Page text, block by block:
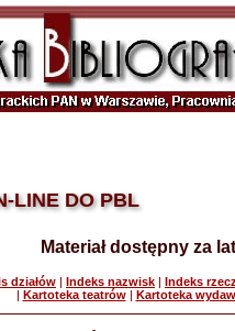
LINE DO PBL
Materiał dostępny za
działów | Indeks nazwisk | Indeks
| Kartoteka teatrów| Kartoteka